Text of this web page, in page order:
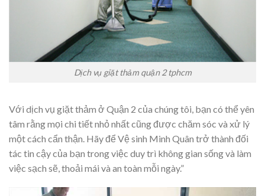
Dịch vụ giặt thảm quận 2 tphcm
Với dịch vụ giặt thảm ở Quận 2 của chúng tôi, bạn có thể yên
tâm rằng mọi chi tiết nhỏ nhất cũng được chăm sóc và xử lý
một cách cẩn thận. Hãy để Vệ sinh Minh Quân trở thành đối
tác tin cậy của bạn trong việc duy trì không gian sống và làm
việc sạch sẽ, thoải mái và an toàn mỗi ngày.”